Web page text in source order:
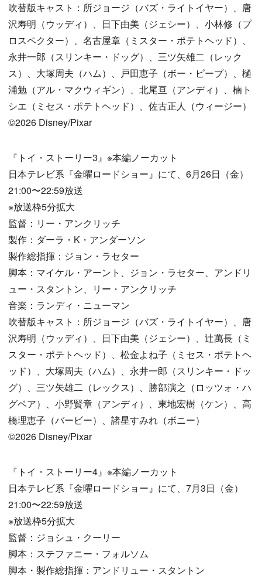
吹替版キャスト：所ジョージ（バズ・ライトイヤー）、唐
沢寿明（ウッディ）、日下由美（ジェシー）、小林修（プ
ロスペクター）、名古屋章（ミスター・ポテトヘッド）、
永井一郎（スリンキー・ドッグ）、三ツ矢雄二（レック
ス）、大塚周夫（ハム）、戸田恵子（ボー・ピープ）、樋
浦勉（アル・マクウィギン）、北尾亘（アンディ）、楠ト
シエ（ミセス・ポテトヘッド）、佐古正人（ウィージー）
©2026 Disney/Pixar
『トイ・ストーリー3』※本編ノーカット
日本テレビ系『金曜ロードショー』にて、6月26日（金）
21:00〜22:59放送
※放送枠5分拡大
監督：リー・アンクリッチ
製作：ダーラ・K・アンダーソン
製作総指揮：ジョン・ラセター
脚本：マイケル・アーント、ジョン・ラセター、アンドリ
ュー・スタントン、リー・アンクリッチ
音楽：ランディ・ニューマン
吹替版キャスト：所ジョージ（バズ・ライトイヤー）、唐
沢寿明（ウッディ）、日下由美（ジェシー）、辻萬長（ミ
スター・ポテトヘッド）、松金よね子（ミセス・ポテトヘ
ッド）、大塚周夫（ハム）、永井一郎（スリンキー・ドッ
グ）、三ツ矢雄二（レックス）、勝部演之（ロッツォ・ハ
グベア）、小野賢章（アンディ）、東地宏樹（ケン）、高
橋理恵子（バービー）、諸星すみれ（ボニー）
©2026 Disney/Pixar
『トイ・ストーリー4』※本編ノーカット
日本テレビ系『金曜ロードショー』にて、7月3日（金）
21:00〜22:59放送
※放送枠5分拡大
監督：ジョシュ・クーリー
脚本：ステファニー・フォルソム
脚本・製作総指揮：アンドリュー・スタントン